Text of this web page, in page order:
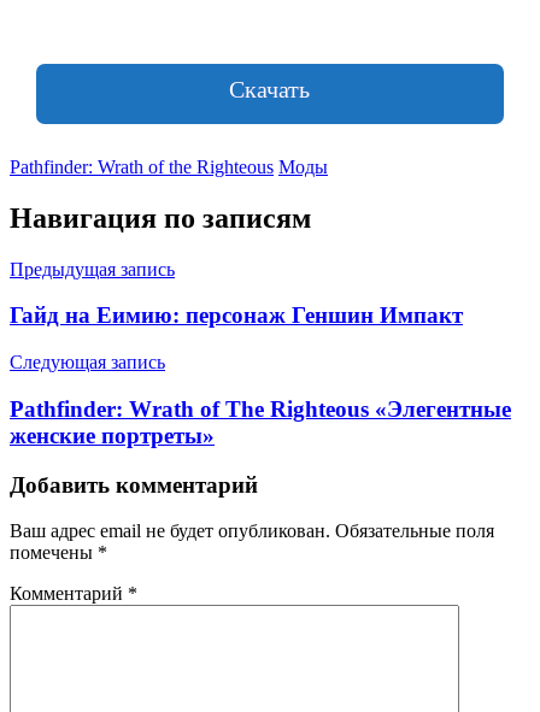
Скачать
Pathfinder: Wrath of the Righteous Моды
Навигация по записям
Предыдущая запись
Гайд на Еимию: персонаж Геншин Импакт
Следующая запись
Pathfinder: Wrath of The Righteous «Элегентные
женские портреты»
Добавить комментарий
Ваш адрес email не будет опубликован. Обязательные поля
помечены *
Комментарий *